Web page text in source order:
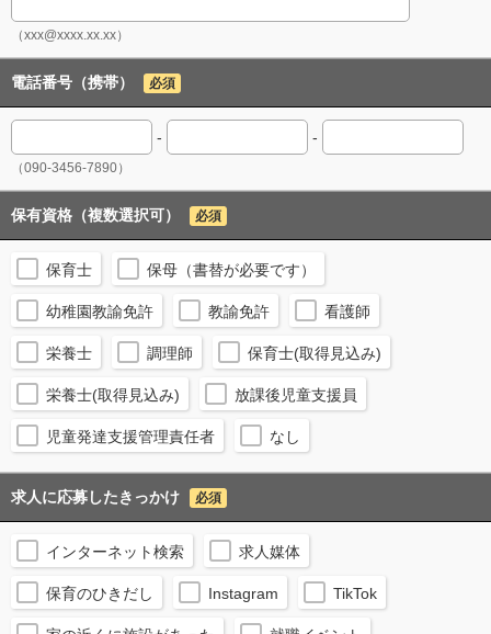
（xxx@xxxx.xx.xx）
電話番号（携帯） 必須
- -
（090-3456-7890）
保有資格（複数選択可） 必須
保育士 保母（書替が必要です）
幼稚園教諭免許 教諭免許 看護師
栄養士 調理師 保育士(取得見込み)
栄養士(取得見込み) 放課後児童支援員
児童発達支援管理責任者 なし
求人に応募したきっかけ 必須
インターネット検索 求人媒体
保育のひきだし Instagram TikTok